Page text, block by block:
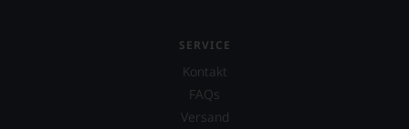
SERVICE
Kontakt
FAQs
Versand